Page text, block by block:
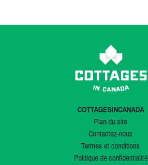
COTTAGESINCANADA
Plan du site
Contactez-nous
Termes et conditions
Politique de confidentialité